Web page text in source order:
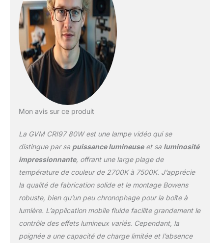
Power Option Design】: ①
Direct AC power supply. ②
Powered by 2 NP series
batteries (battery not
included), so you can use
the light anywhere. Built-in
silent fan works
automatically when the
light is above 60℃(140°F),
the efficiency of your
studio lighting. 【Smart
Application - Precise
Control Function】: GVM
led studio light support
stepless brightness
adjustment from 0% to
100% and observe the
data through the LED
screen. Or you can
download the GVM app
Mon avis sur ce produit
La GVM CRI97 80W est une lampe vidéo qui se
distingue par sa puissance lumineuseet sa luminosité
impressionnante, offrant une large plage de
température de couleur de 2700K à 7500K. J’apprécie
la qualité de fabrication solide et le montage Bowens
robuste, bien qu’un peu chronophage pour la boîte à
lumière. L’application mobile fluide facilite grandement le
contrôle des effets lumineux variés. Cependant, la
poignée a une capacité de charge limitée et l’absence